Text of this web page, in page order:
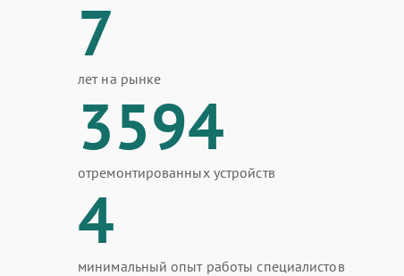
7
лет на рынке
3594
отремонтированных устройств
4
минимальный опыт работы специалистов